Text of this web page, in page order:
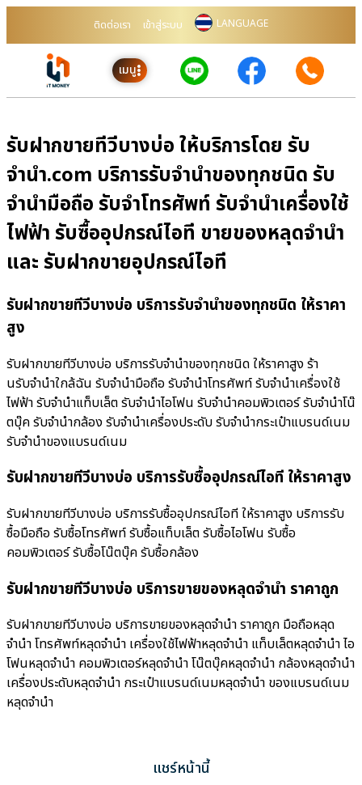
ติดต่อเรา เข้าสู่ระบบ LANGUAGE
เมนู
รับฝากขายทีวีบางบ่อ ให้บริการโดย รับ
จํานํา.com บริการรับจำนำของทุกชนิด รับ
จำนำมือถือ รับจำโทรศัพท์ รับจำนำเครื่องใช้
ไฟฟ้า รับซื้ออุปกรณ์ไอที ขายของหลุดจำนำ
และ รับฝากขายอุปกรณ์ไอที
รับฝากขายทีวีบางบ่อ บริการรับจำนำของทุกชนิด ให้ราคา
สูง
รับฝากขายทีวีบางบ่อ บริการรับจำนำของทุกชนิด ให้ราคาสูง ร้า
นรับจํานําใกล้ฉัน รับจำนำมือถือ รับจำนำโทรศัพท์ รับจำนำเครื่องใช้
ไฟฟ้า รับจำนำแท็บเล็ต รับจำนำไอโฟน รับจำนำคอมพิวเตอร์ รับจำนำโน๊
ตบุ๊ค รับจำนำกล้อง รับจำนำเครื่องประดับ รับจำนำกระเป๋าแบรนด์เนม
รับจำนำของแบรนด์เนม
รับฝากขายทีวีบางบ่อ บริการรับซื้ออุปกรณ์ไอที ให้ราคาสูง
รับฝากขายทีวีบางบ่อ บริการรับซื้ออุปกรณ์ไอที ให้ราคาสูง บริการรับ
ซื้อมือถือ รับซื้อโทรศัพท์ รับซื้อแท็บเล็ต รับซื้อไอโฟน รับซื้อ
คอมพิวเตอร์ รับซื้อโน๊ตบุ๊ค รับซื้อกล้อง
รับฝากขายทีวีบางบ่อ บริการขายของหลุดจำนำ ราคาถูก
รับฝากขายทีวีบางบ่อ บริการขายของหลุดจำนำ ราคาถูก มือถือหลุด
จำนำ โทรศัพท์หลุดจำนำ เครื่องใช้ไฟฟ้าหลุดจำนำ แท็บเล็ตหลุดจำนำ ไอ
โฟนหลุดจำนำ คอมพิวเตอร์หลุดจำนำ โน๊ตบุ๊คหลุดจำนำ กล้องหลุดจำนำ
เครื่องประดับหลุดจำนำ กระเป๋าแบรนด์เนมหลุดจำนำ ของแบรนด์เนม
หลุดจำนำ
แชร์หน้านี้